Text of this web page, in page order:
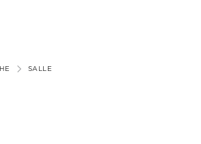
SALLE